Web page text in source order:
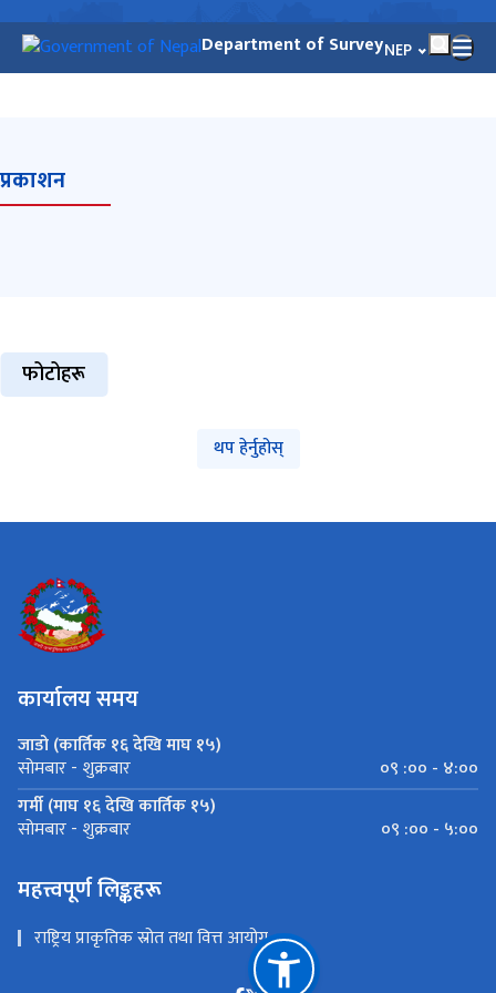
Department of Surveyभाषा चयन गर्नुहोस्
NEP
प्रकाशन
फोटोहरू
थप हेर्नुहोस्
कार्यालय समय
जाडो (कार्तिक १६ देखि माघ १५)
सोमबार - शुक्रबार
०९ :०० - ४:००
गर्मी (माघ १६ देखि कार्तिक १५)
सोमबार - शुक्रबार ०९ :०० - ५:००
महत्त्वपूर्ण लिङ्कहरू
राष्ट्रिय प्राकृतिक स्रोत तथा वित्त आयोग